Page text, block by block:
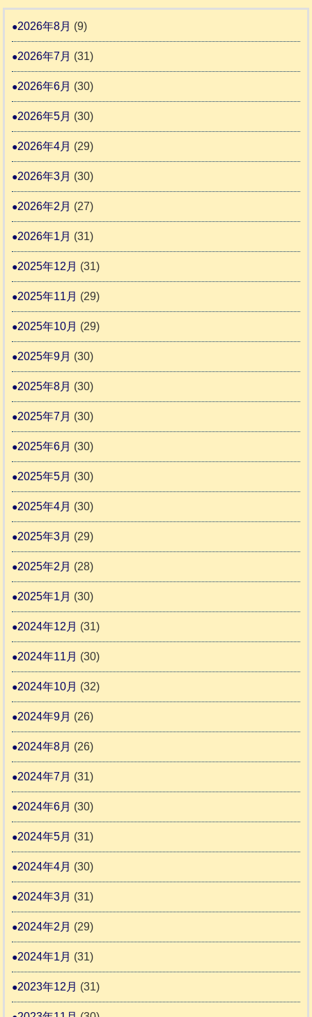
川
リ
ー
4
老
6
熊
震
援
報
2026年8月 (9)
2026年7月 (31)
2026年6月 (30)
2026年5月 (30)
2026年4月 (29)
2026年3月 (30)
2026年2月 (27)
2026年1月 (31)
2025年12月 (31)
2025年11月 (29)
2025年10月 (29)
2025年9月 (30)
2025年8月 (30)
2025年7月 (30)
2025年6月 (30)
2025年5月 (30)
2025年4月 (30)
2025年3月 (29)
2025年2月 (28)
2025年1月 (30)
2024年12月 (31)
2024年11月 (30)
2024年10月 (32)
2024年9月 (26)
2024年8月 (26)
2024年7月 (31)
2024年6月 (30)
2024年5月 (31)
2024年4月 (30)
2024年3月 (31)
2024年2月 (29)
2024年1月 (31)
2023年12月 (31)